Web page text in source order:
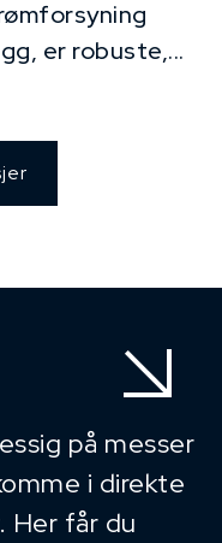
er robuste,...
på messer
i direkte
Her får du